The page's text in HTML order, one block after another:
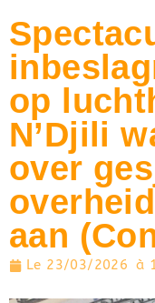
op
N’Djili
over
aan
Le 23/03/2026 à